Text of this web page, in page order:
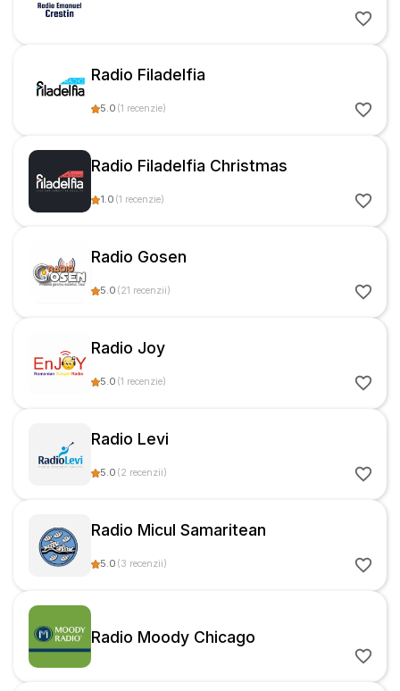
Radio Filadelfia
5.0 (1 recenzie)
Radio Filadelfia Christmas
1.0 (1 recenzie)
Radio Gosen
5.0 (21 recenzii)
Radio Joy
5.0 (1 recenzie)
Radio Levi
5.0 (2 recenzii)
Radio Micul Samaritean
5.0 (3 recenzii)
Radio Moody Chicago